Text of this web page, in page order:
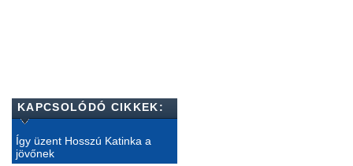
KAPCSOLÓDÓ CIKKEK:
Így üzent Hosszú Katinka a
jövőnek